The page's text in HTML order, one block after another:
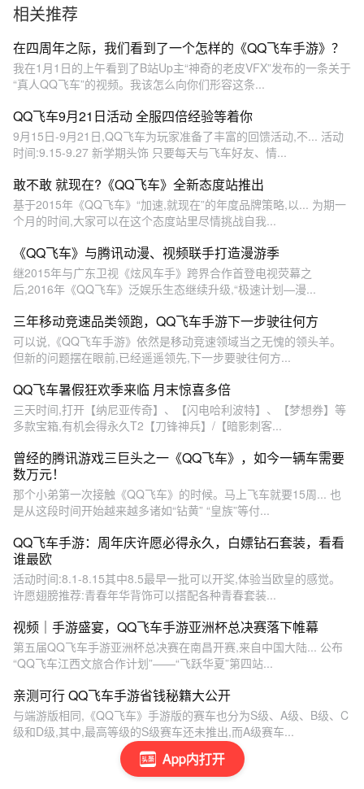
App内打开
相关推荐
在四周年之际，我们看到了一个怎样的《QQ飞车手游》？
我在1月1日的上午看到了B站Up主“神奇的老皮VFX”发布的一条关于
“真人QQ飞车”的视频。我该怎么向你们形容这条...
QQ飞车9月21日活动 全服四倍经验等着你
9月15日-9月21日,QQ飞车为玩家准备了丰富的回馈活动,不... 活动
时间:9.15-9.27 新学期头饰 只要每天与飞车好友、情...
敢不敢 就现在?《QQ飞车》全新态度站推出
基于2015年《QQ飞车》“加速,就现在”的年度品牌策略,以... 为期一
个月的时间,大家可以在这个态度站里尽情挑战自我...
《QQ飞车》与腾讯动漫、视频联手打造漫游季
继2015年与广东卫视《炫风车手》跨界合作首登电视荧幕之
后,2016年《QQ飞车》泛娱乐生态继续升级,“极速计划—漫...
三年移动竞速品类领跑，QQ飞车手游下一步驶往何方
可以说,《QQ飞车手游》依然是移动竞速领域当之无愧的领头羊。
但新的问题摆在眼前,已经遥遥领先,下一步要驶往何方...
QQ飞车暑假狂欢季来临 月末惊喜多倍
三天时间,打开【纳尼亚传奇】、【闪电哈利波特】、【梦想券】等
多款宝箱,有机会得永久T2【刀锋神兵】/【暗影刺客...
曾经的腾讯游戏三巨头之一《QQ飞车》，如今一辆车需要
数万元！
那个小弟第一次接触《QQ飞车》的时候。马上飞车就要15周... 也
是从这段时间开始越来越多诸如“钻黄” “皇族”等付...
QQ飞车手游：周年庆许愿必得永久，白嫖钻石套装，看看
谁最欧
活动时间:8.1-8.15其中8.5最早一批可以开奖,体验当欧皇的感觉。
许愿翅膀推荐:青春年华背饰可以搭配各种青春套装...
视频｜手游盛宴，QQ飞车手游亚洲杯总决赛落下帷幕
第五届QQ飞车手游亚洲杯总决赛在南昌开赛,来自中国大陆... 公布
“QQ飞车江西文旅合作计划”——“飞跃华夏”第四站...
亲测可行 QQ飞车手游省钱秘籍大公开
与端游版相同,《QQ飞车》手游版的赛车也分为S级、A级、B级、C
级和D级,其中,最高等级的S级赛车还未推出,而A级赛车...